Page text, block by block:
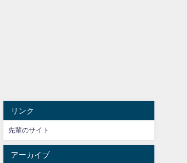
リンク
先輩のサイト
アーカイブ